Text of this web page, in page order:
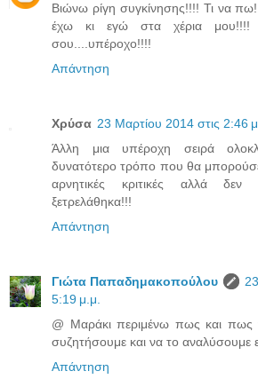
Βιώνω ρίγη συγκίνησης!!!! Τι να
έχω κι εγώ στα χέρια μου!!!!
σου....υπέροχο!!!!
Απάντηση
Χρύσα 23 Μαρτίου 2014 στις 2:46
Άλλη μια υπέροχη σειρά
δυνατότερο τρόπο που θα
αρνητικές κριτικές αλλά δεν
ξετρελάθηκα!!!
Απάντηση
Γιώτα Παπαδημακοπούλου
5:19 μ.μ.
@ Μαράκι περιμένω πως και πως
συζητήσουμε και να το αναλύσουμε
Απάντηση